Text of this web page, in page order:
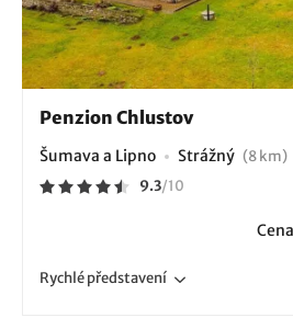
Penzion Chlustov
Šumava a Lipno Strážný (8 km)
9.3/10
Rychlépředstavení